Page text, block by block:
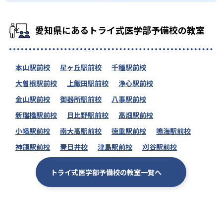
愛知県にあるトライ式医学部予備校の教室
本山駅前校 星ヶ丘駅前校
千種駅前校
大曽根駅前校
上飯田駅前校
浄心駅前校
金山駅前校
御器所駅前校
八事駅前校
新瑞橋駅前校
日比野駅前校
高畑駅前校
小幡駅前校
南大高駅前校 徳重駅前校
鳴海駅前校
神領駅前校
春日井校 津島駅前校 刈谷駅前校
トライ式医学部予備校の教室一覧へ